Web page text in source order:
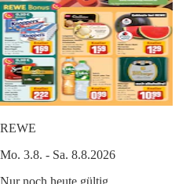
REWE
Mo. 3.8. - Sa. 8.8.2026
Nur noch heute gültig